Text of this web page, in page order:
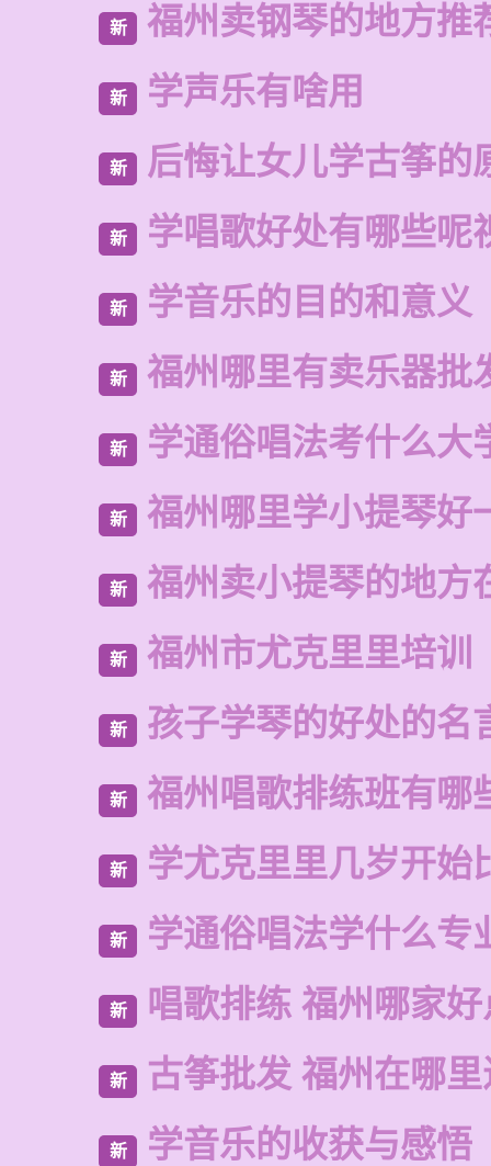
新 福州卖钢琴的地方推
新 学声乐有啥用
新 后悔让女儿学古筝的
新 学唱歌好处有哪些呢
新 学音乐的目的和意义
新 福州哪里有卖乐器批
新 学通俗唱法考什么大
新 福州哪里学小提琴好
新 福州卖小提琴的地方
新 福州市尤克里里培训
新 孩子学琴的好处的名
新 福州唱歌排练班有哪
新 学尤克里里几岁开始
新 学通俗唱法学什么专
新 唱歌排练 福州哪家好
新 古筝批发 福州在哪
新 学音乐的收获与感悟